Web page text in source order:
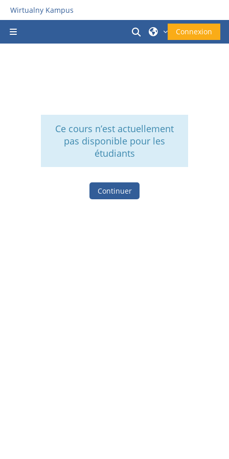
Passer au contenu principal
Wirtualny Kampus
Activer/désactiver
Connexion
Ce cours n’est actuellement
pas disponible pour les
étudiants
Continuer